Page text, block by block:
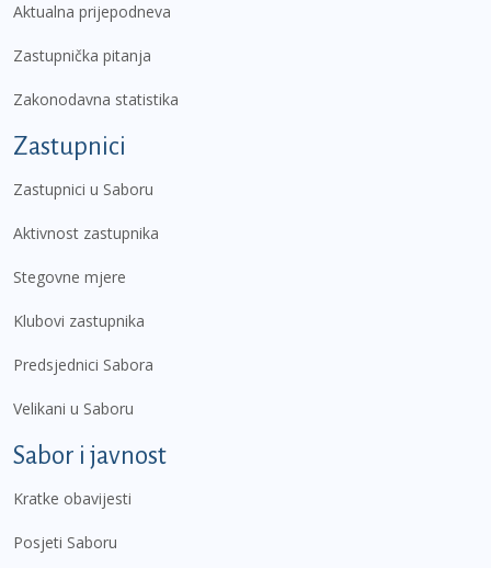
Aktualna prijepodneva
Zastupnička pitanja
Zakonodavna statistika
Zastupnici
Zastupnici u Saboru
Aktivnost zastupnika
Stegovne mjere
Klubovi zastupnika
Predsjednici Sabora
Velikani u Saboru
Sabor i javnost
Kratke obavijesti
Posjeti Saboru